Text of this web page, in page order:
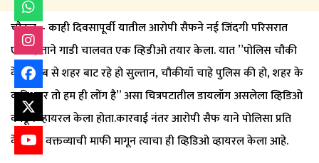
चौकट – काही दिवसापूर्वी यातील आरोपी सैफने नई जिंदगी परिसरात
एका हाताने गाडी चालवत एक व्हिडीओ तयार केला. यात ”पोलिस चौकी
के हिसाब से शहर बाट रहे हो सुल्तान, चौकीयॉं चाहे पुलिस की हो, शहर के
कमिशनर तो हम ही लोंग है” असा चित्रपटातील डायलॉग असलेला व्हिडिओ
काढून व्हायरल केला होता.कारवाई नंतर आरोपी सैफ याने पोलिसा प्रति
केलेल्या वक्तव्याची माफी मागून त्याचा ही व्हिडिओ व्हायरल केला आहे.